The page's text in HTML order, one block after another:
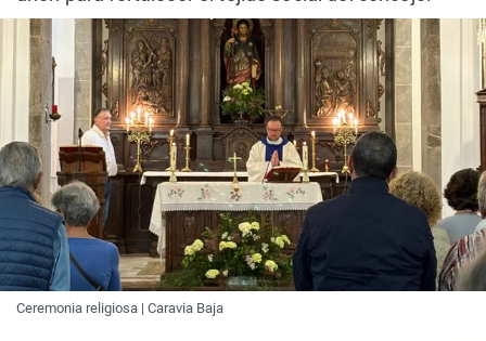
Ceremonia religiosa | Caravia Baja